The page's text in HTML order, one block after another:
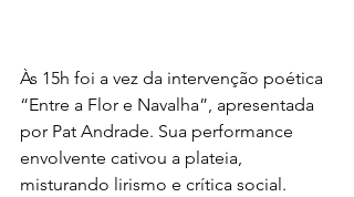
Às 15h foi a vez da intervenção poética
“Entre a Flor e Navalha”, apresentada
por Pat Andrade. Sua performance
envolvente cativou a plateia,
misturando lirismo e crítica social.